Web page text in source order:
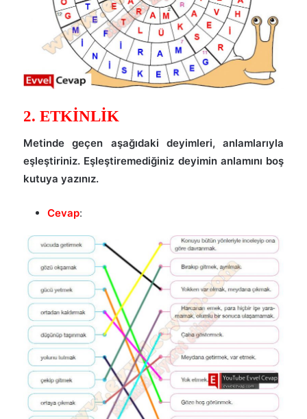
2. ETKİNLİK
Metinde geçen aşağıdaki deyimleri, anlamlarıyla
eşleştiriniz. Eşleştiremediğiniz deyimin anlamını boş
kutuya yazınız.
Cevap: